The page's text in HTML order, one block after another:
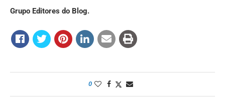
Grupo Editores do Blog.
0